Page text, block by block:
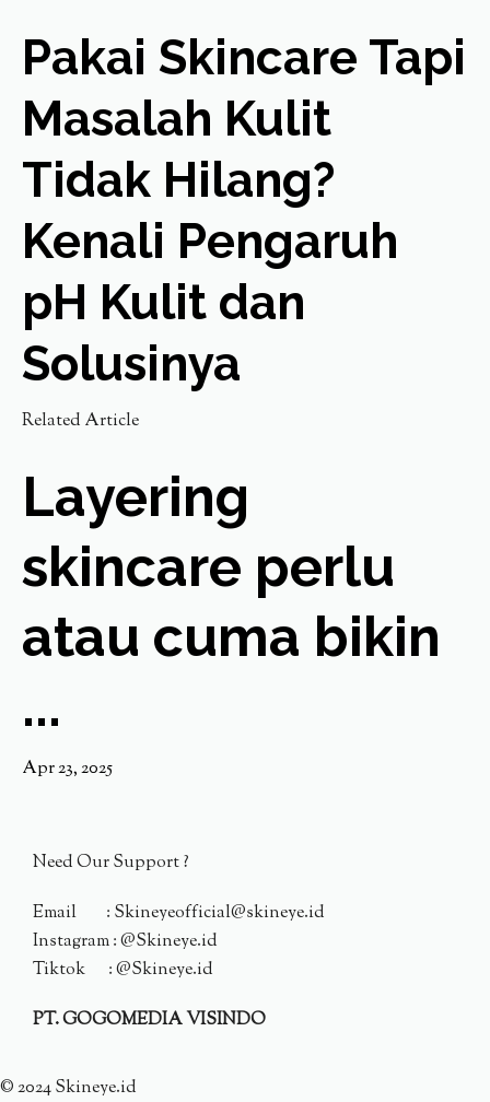
Pakai Skincare Tapi
Masalah Kulit
Tidak Hilang?
Kenali Pengaruh
pH Kulit dan
Solusinya
Related Article
Layering
skincare perlu
atau cuma bikin
...
Apr 23, 2025
Need Our Support ?
Email : Skineyeofficial@skineye.id
Instagram : @Skineye.id
Tiktok : @Skineye.id
PT. GOGOMEDIA VISINDO
© 2024 Skineye.id